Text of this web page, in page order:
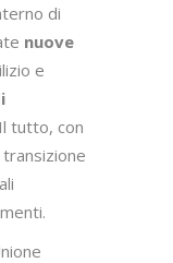
di
nuove
e
tutto, con
transizione